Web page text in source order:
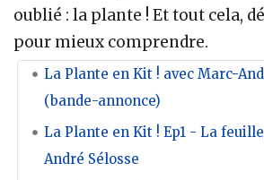
oublié : la plante ! Et tout cela,
pour mieux comprendre.
La Plante en Kit ! avec Marc-
(bande-annonce)
La Plante en Kit ! Ep1 - La
André Sélosse